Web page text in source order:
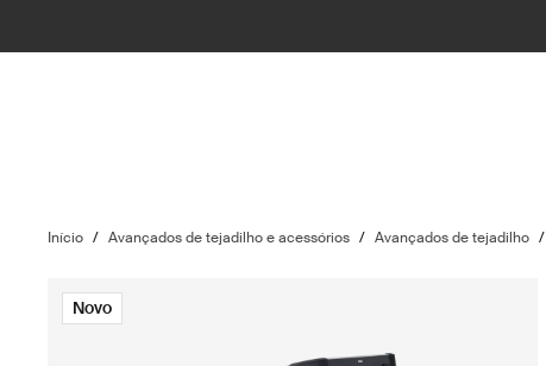
Início / Avançados de tejadilho e acessórios / Avançados de tejadilho /
Novo